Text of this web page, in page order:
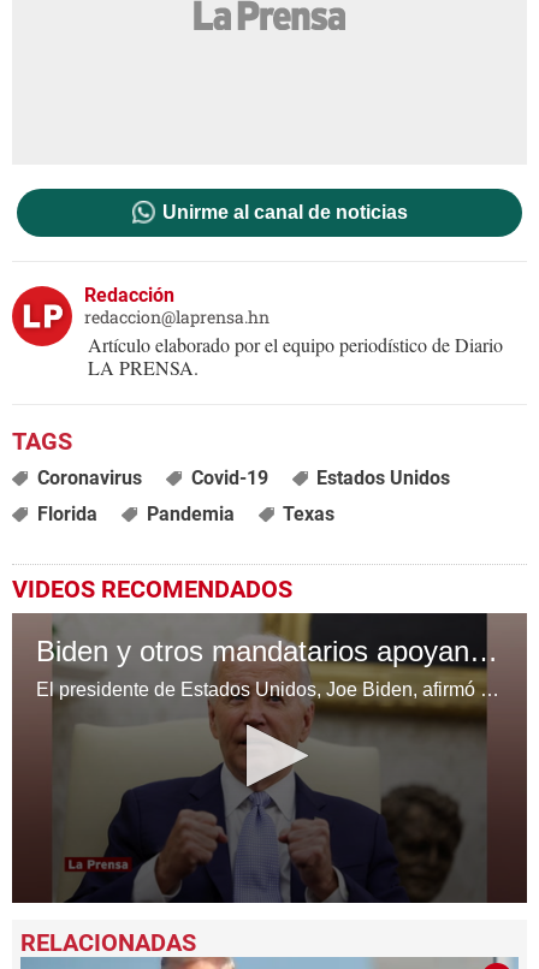
Unirme al canal de noticias
Redacción
redaccion@laprensa.hn
Artículo elaborado por el equipo periodístico de Diario
LA PRENSA.
Coronavirus Covid-19
Estados Unidos
Florida
Pandemia Texas
VIDEOS RECOMENDADOS
Biden y otros mandatarios apoyan la idea de repetir las elecciones en Venezuela
El presidente de Estados Unidos, Joe Biden, afirmó este jueves que apoya la celebración de nuevas elecciones en Venezuela tras los comicios del pasado 28 de julio, donde el oficialismo proclamó la reelección del mandatario, Nicolás Maduro, con unos resultados cuestionados dentro y fuera del país.
seconds
of